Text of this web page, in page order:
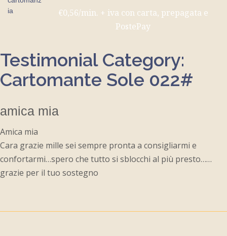
€0,56/min. + iva con carta, prepagata e
PostePay
Testimonial Category:
Cartomante Sole 022#
amica mia
Amica mia
Cara grazie mille sei sempre pronta a consigliarmi e
confortarmi…spero che tutto si sblocchi al più presto……
grazie per il tuo sostegno